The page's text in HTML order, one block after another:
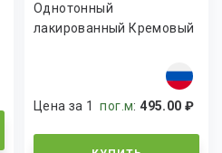
Однотонный
лакированный Кремовый
Цена за 1пог.м:495.00 ₽